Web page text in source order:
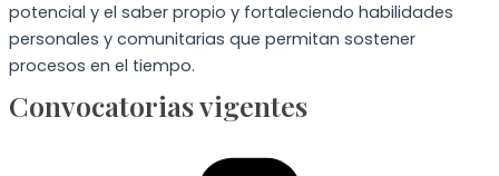
potencial y el saber propio y fortaleciendo habilidades
personales y comunitarias que permitan sostener
procesos en el tiempo.
Convocatorias vigentes